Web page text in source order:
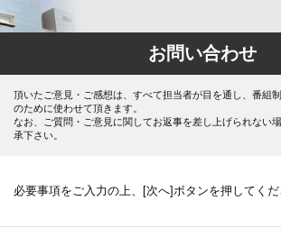
お問い合わせ
頂いたご意見・ご感想は、すべて担当者が目を通し、番組
のために使わせて頂きます。
なお、ご質問・ご意見に関してお返事を差し上げられない
承下さい。
必要事項をご入力の上、[次へ]ボタンを押してくだ